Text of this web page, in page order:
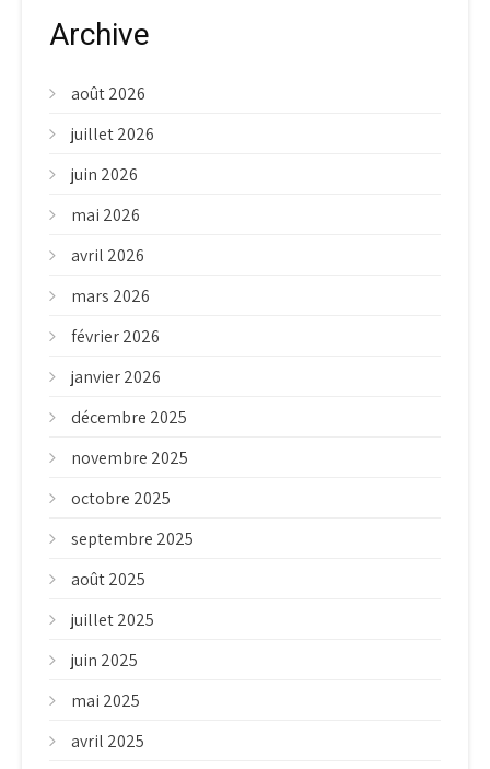
Archive
août 2026
juillet 2026
juin 2026
mai 2026
avril 2026
mars 2026
février 2026
janvier 2026
décembre 2025
novembre 2025
octobre 2025
septembre 2025
août 2025
juillet 2025
juin 2025
mai 2025
avril 2025